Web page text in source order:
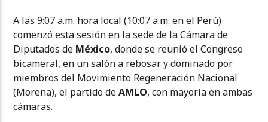
A las 9:07 a.m. hora local (10:07 a.m. en el Perú)
comenzó esta sesión en la sede de la Cámara de
Diputados de México, donde se reunió el Congreso
bicameral, en un salón a rebosar y dominado por
miembros del Movimiento Regeneración Nacional
(Morena), el partido deAMLO, con mayoría en ambas
cámaras.